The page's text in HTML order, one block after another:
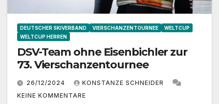
DEUTSCHER SKIVERBAND VIERSCHANZENTOURNEE
WELTCUP
WELTCUP HERREN
DSV-Team ohne Eisenbichler zur
73. Vierschanzentournee
26/12/2024
KONSTANZE SCHNEIDER
KEINE KOMMENTARE